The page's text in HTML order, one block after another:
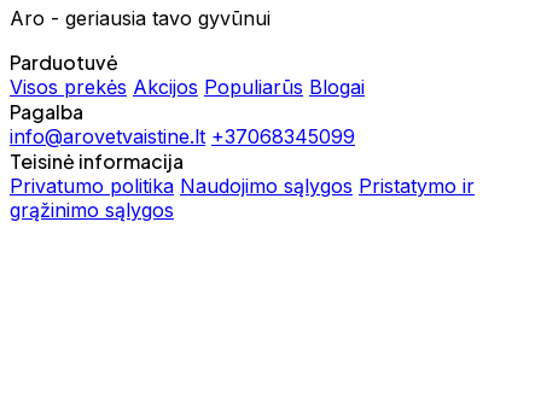
Aro - geriausia tavo gyvūnui
Parduotuvė
Visos prekės Akcijos Populiarūs Blogai
Pagalba
info@arovetvaistine.lt +37068345099
Teisinė informacija
Privatumo politika Naudojimo sąlygos Pristatymo ir
grąžinimo sąlygos